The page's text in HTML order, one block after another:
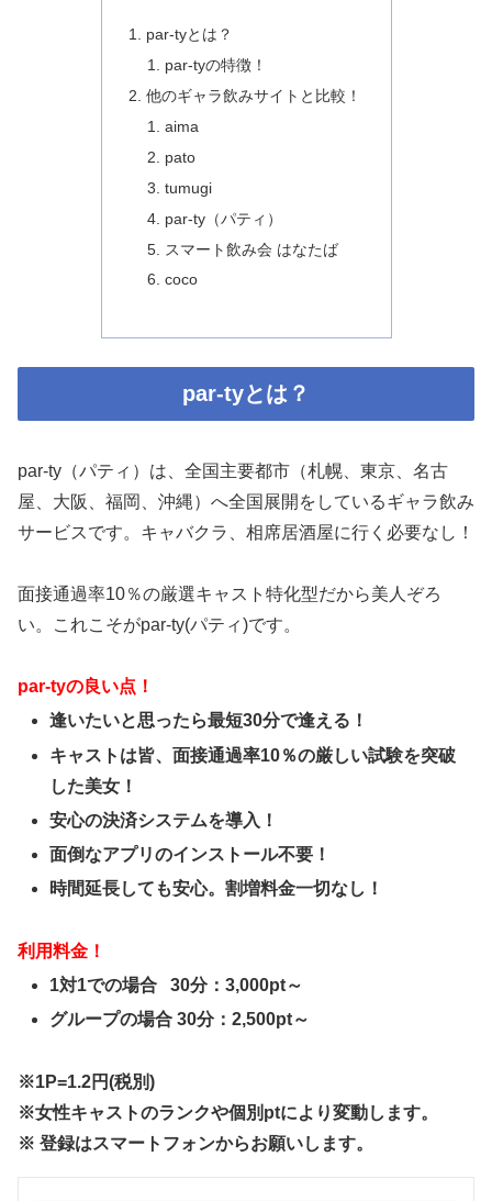
par-tyとは？
par-tyの特徴！
他のギャラ飲みサイトと比較！
aima
pato
tumugi
par-ty（パティ）
スマート飲み会 はなたば
coco
par-tyとは？
par-ty（パティ）は、全国主要都市（札幌、東京、名古
屋、大阪、福岡、沖縄）へ全国展開をしているギャラ飲み
サービスです。キャバクラ、相席居酒屋に行く必要なし！
面接通過率10％の厳選キャスト特化型だから美人ぞろ
い。これこそがpar-ty(パティ)です。
par-tyの良い点！
逢いたいと思ったら最短30分で逢える！
キャストは皆、面接通過率10％の厳しい試験を突破
した美女！
安心の決済システムを導入！
面倒なアプリのインストール不要！
時間延長しても安心。割増料金一切なし！
利用料金！
1対1での場合 30分：3,000pt～
グループの場合 30分：2,500pt～
※1P=1.2円(税別)
※女性キャストのランクや個別ptにより変動します。
※ 登録はスマートフォンからお願いします。